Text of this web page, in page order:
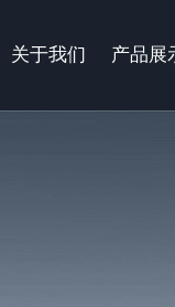
关于我们 产品展